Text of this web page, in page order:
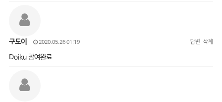
구도이 2020.05.26 01:19 답변 삭제
Doiku 참여완료